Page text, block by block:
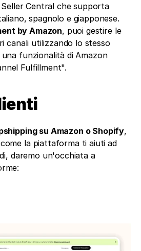
Central che supporta
spagnolo e giapponese.
by Amazon, puoi gestire le
canali utilizzando lo stesso
funzionalità di Amazon
Fulfillment".
su Amazon o Shopify,
la piattaforma ti aiuti ad
daremo un'occhiata a